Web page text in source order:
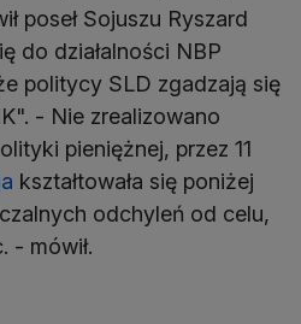
poseł Sojuszu Ryszard
do działalności NBP
politycy SLD zgadzają się
- Nie zrealizowano
pieniężnej, przez 11
kształtowała się poniżej
odchyleń od celu,
- mówił.